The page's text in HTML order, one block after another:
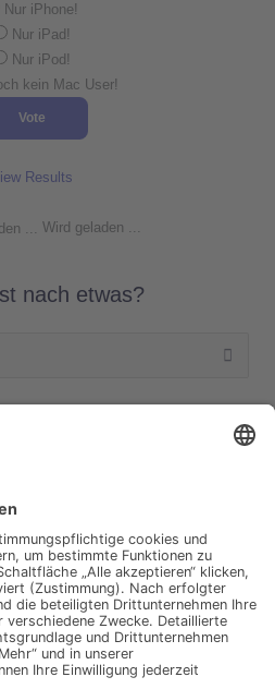
Nur iPhone!
Nur iPad!
Nur iPod!
kein Mac User!
Results
Wird geladen ...
nach etwas?
Kategorien
Intern
Software
Apple Zubehör
zu wissen
und iPod
iPhone
OSX